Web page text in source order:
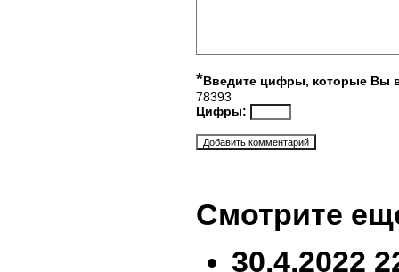
*Введите цифры, которые Вы
78393
Цифры:
Смотрите
30.4.2022